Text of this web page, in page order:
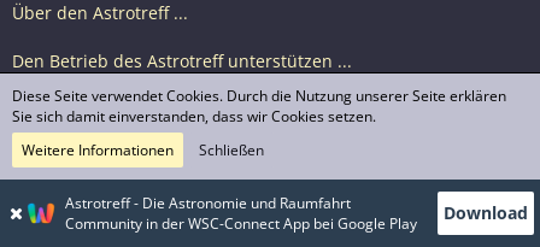
Über den Astrotreff ...
Den Betrieb des Astrotreff unterstützen ...
Nutzungsbedingungen
© Astrotreff 2001-2026, lizenziert unter CC BY-SA,
sofern für einzelne Inhalte nicht anders angegeben
Astrotreff - Die Astronomie und Raumfahrt
Community in der WSC-Connect App bei Google Play
Download
Diese Seite verwendet Cookies. Durch die Nutzung unserer Seite erklären
Sie sich damit einverstanden, dass wir Cookies setzen.
Weitere Informationen
Schließen